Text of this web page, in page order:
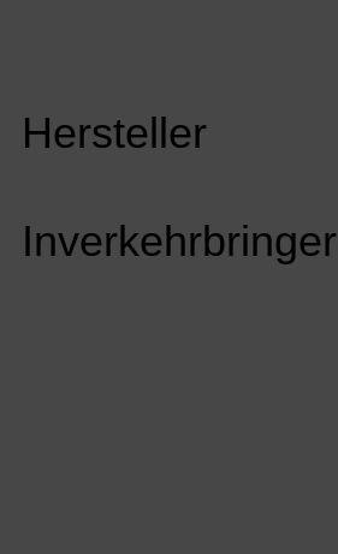
Hersteller
Inverkehrbringer